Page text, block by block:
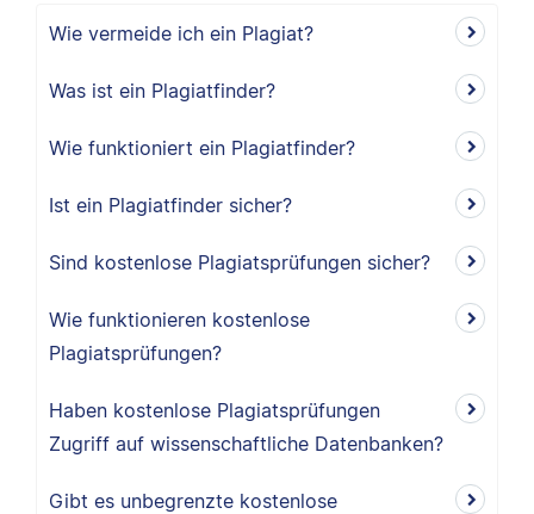
Wie vermeide ich ein Plagiat?
Was ist ein Plagiatfinder?
Wie funktioniert ein Plagiatfinder?
Ist ein Plagiatfinder sicher?
Sind kostenlose Plagiatsprüfungen sicher?
Wie funktionieren kostenlose
Plagiatsprüfungen?
Haben kostenlose Plagiatsprüfungen
Zugriff auf wissenschaftliche Datenbanken?
Gibt es unbegrenzte kostenlose